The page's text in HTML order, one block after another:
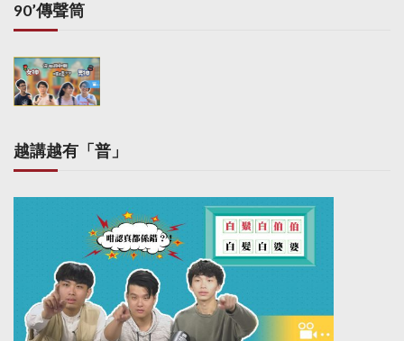
90’傳聲筒
越講越有「普」